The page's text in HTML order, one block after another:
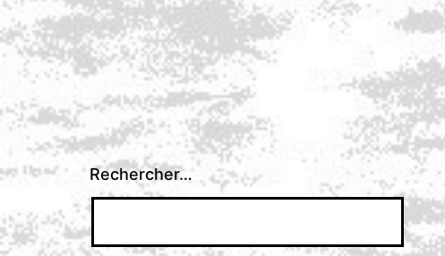
Rechercher…